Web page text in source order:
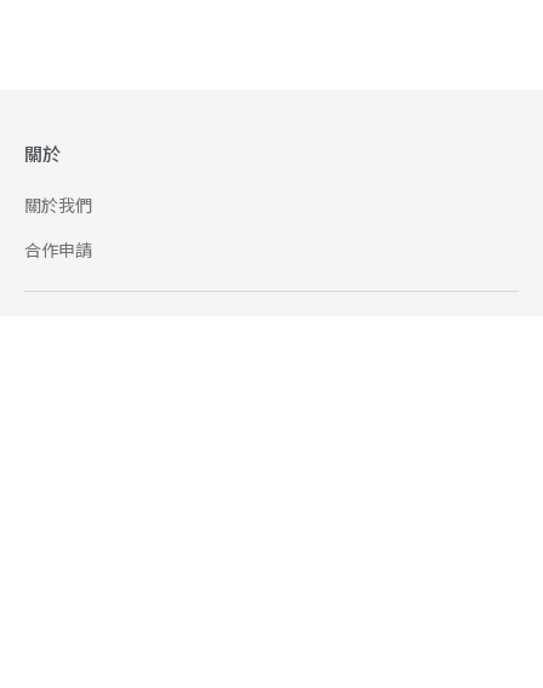
關於
關於我們
合作申請